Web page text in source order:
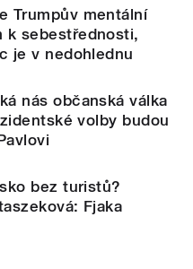
Trumpův mentální
k sebestřednosti,
je v nedohlednu
nás občanská válka
volby budou
bez turistů?
Fjaka